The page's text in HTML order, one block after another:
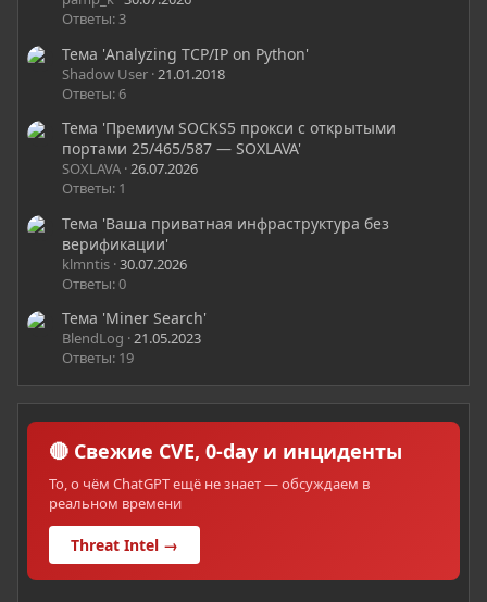
Ответы: 3
Тема 'Analyzing TCP/IP on Python'
Shadow User 21.01.2018
Ответы: 6
Тема 'Премиум SOCKS5 прокси с открытыми
портами 25/465/587 — SOXLAVA'
SOXLAVA 26.07.2026
Ответы: 1
Тема 'Ваша приватная инфраструктура без
верификации'
klmntis 30.07.2026
Ответы: 0
Тема 'Miner Search'
BlendLog 21.05.2023
Ответы: 19
🔴 Свежие CVE, 0-day и инциденты
То, о чём ChatGPT ещё не знает — обсуждаем в
реальном времени
Threat Intel →